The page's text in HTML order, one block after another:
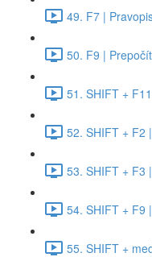
49. F7 |
50. F9 |
51. SHIFT +
52. SHIFT + F2
53. SHIFT + F3
54. SHIFT + F9
55. SHIFT +